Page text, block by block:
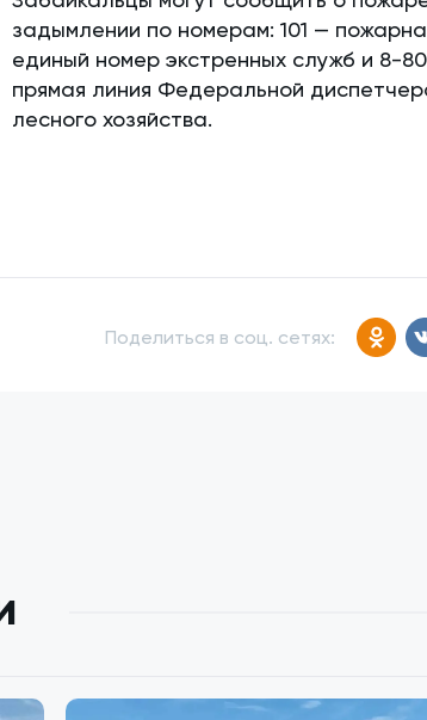
задымлении по номерам: 101 —
единый номер экстренных служб и 8-
прямая линия Федеральной
лесного хозяйства.
Поделиться в соц. сетях: